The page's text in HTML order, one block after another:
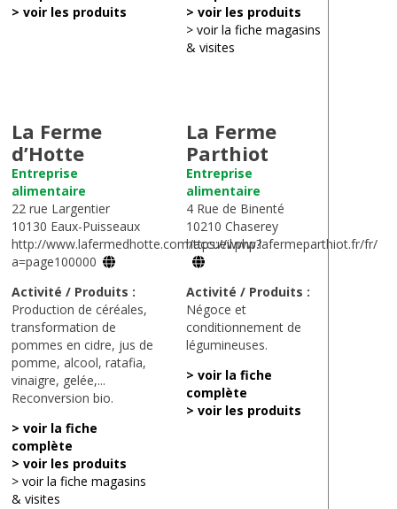
> voir les produits
> voir les produits
> voir la fiche magasins
& visites
La Ferme
d’Hotte
Entreprise
alimentaire
22 rue Largentier
10130 Eaux-Puisseaux
http://www.lafermedhotte.com/accueil.php?
a=page100000
Activité / Produits :
Production de céréales,
transformation de
pommes en cidre, jus de
pomme, alcool, ratafia,
vinaigre, gelée,...
Reconversion bio.
> voir la fiche
complète
> voir les produits
> voir la fiche magasins
& visites
La Ferme
Parthiot
Entreprise
alimentaire
4 Rue de Binenté
10210 Chaserey
https://www.lafermeparthiot.fr/fr/
Activité / Produits :
Négoce et
conditionnement de
légumineuses.
> voir la fiche
complète
> voir les produits